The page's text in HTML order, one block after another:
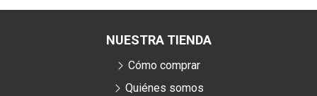
NUESTRA TIENDA
Cómo comprar
Quiénes somos